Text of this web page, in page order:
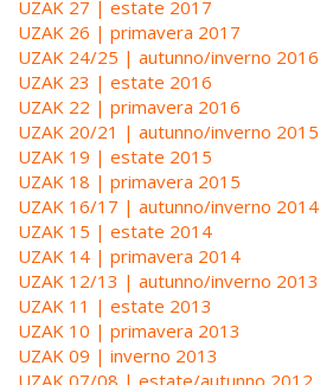
UZAK 27 | estate 2017
UZAK 26 | primavera 2017
UZAK 24/25 | autunno/inverno 2016
UZAK 23 | estate 2016
UZAK 22 | primavera 2016
UZAK 20/21 | autunno/inverno 2015
UZAK 19 | estate 2015
UZAK 18 | primavera 2015
UZAK 16/17 | autunno/inverno 2014
UZAK 15 | estate 2014
UZAK 14 | primavera 2014
UZAK 12/13 | autunno/inverno 2013
UZAK 11 | estate 2013
UZAK 10 | primavera 2013
UZAK 09 | inverno 2013